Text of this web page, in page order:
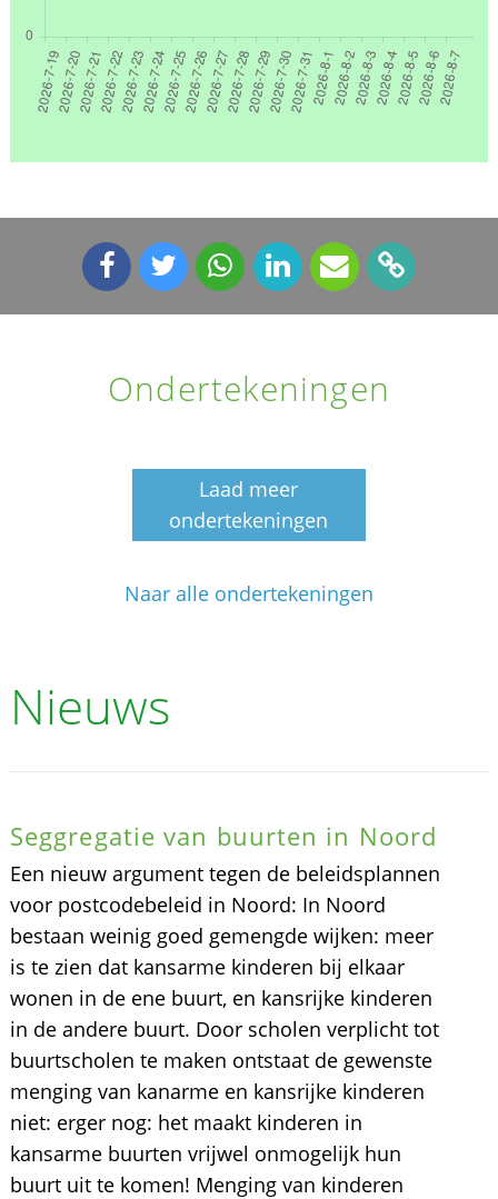
Ondertekeningen
Laad meer
ondertekeningen
Naar alle ondertekeningen
Nieuws
Seggregatie van buurten in Noord
Een nieuw argument tegen de beleidsplannen
voor postcodebeleid in Noord: In Noord
bestaan weinig goed gemengde wijken: meer
is te zien dat kansarme kinderen bij elkaar
wonen in de ene buurt, en kansrijke kinderen
in de andere buurt. Door scholen verplicht tot
buurtscholen te maken ontstaat de gewenste
menging van kanarme en kansrijke kinderen
niet: erger nog: het maakt kinderen in
kansarme buurten vrijwel onmogelijk hun
buurt uit te komen! Menging van kinderen